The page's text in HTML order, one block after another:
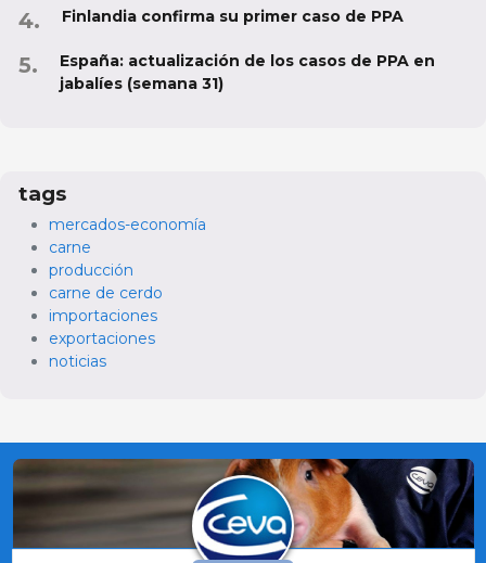
Finlandia confirma su primer caso de PPA
España: actualización de los casos de PPA en
jabalíes (semana 31)
tags
mercados-economía
carne
producción
carne de cerdo
importaciones
exportaciones
noticias